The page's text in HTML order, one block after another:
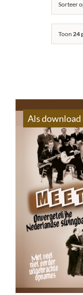
Sorteer
Toon 24
Als download